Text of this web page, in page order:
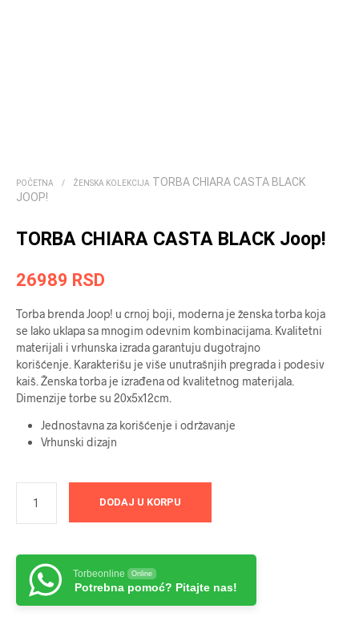
POČETNA / ŽENSKA KOLEKCIJA TORBA CHIARA CASTA BLACK
JOOP!
TORBA CHIARA CASTA BLACK Joop!
26989 RSD
Torba brenda Joop! u crnoj boji, moderna je ženska torba koja
se lako uklapa sa mnogim odevnim kombinacijama. Kvalitetni
materijali i vrhunska izrada garantuju dugotrajno
korišćenje. Karakterišu je više unutrašnjih pregrada i podesiv
kaiš. Ženska torba je izrađena od kvalitetnog materijala.
Dimenzije torbe su 20x5x12cm.
Jednostavna za korišćenje i održavanje
Vrhunski dizajn
DODAJ U KORPU
Torbeonline Online
Potrebna pomoć? Pitajte nas!